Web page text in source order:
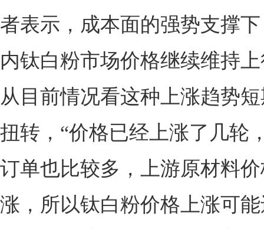
者表示，成本面的强势支撑
内钛白粉市场价格继续维持
从目前情况看这种上涨趋势
扭转，“价格已经上涨了几轮
订单也比较多，上游原材料
涨，所以钛白粉价格上涨可